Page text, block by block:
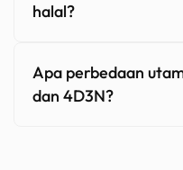
halal?
Apa perbedaan
dan 4D3N?